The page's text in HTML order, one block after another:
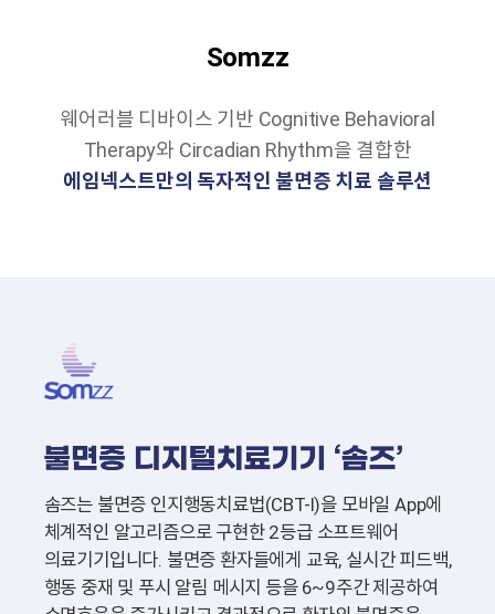
Somzz
웨어러블 디바이스 기반 Cognitive Behavioral
Therapy와 Circadian Rhythm을 결합한
에임넥스트만의 독자적인 불면증 치료 솔루션
솜즈는 불면증 인지행동치료법(CBT-I)을 모바일 App에
체계적인 알고리즘으로구현한 2등급 소프트웨어
의료기기입니다. 불면증 환자들에게 교육, 실시간 피드백,
행동 중재 및 푸시 알림 메시지 등을6~9주간 제공하여